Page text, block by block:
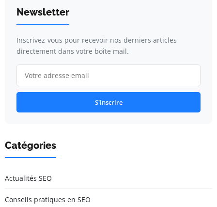
Newsletter
Inscrivez-vous pour recevoir nos derniers articles
directement dans votre boîte mail.
S'inscrire
Catégories
Actualités SEO
Conseils pratiques en SEO